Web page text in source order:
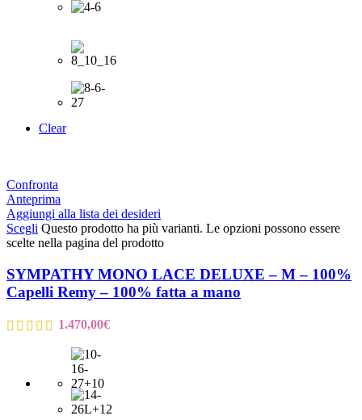
Clear
Confronta
Anteprima
Aggiungi alla lista dei desideri
Scegli Questo prodotto ha più varianti. Le opzioni possono essere
scelte nella pagina del prodotto
SYMPATHY MONO LACE DELUXE – M – 100%
Capelli Remy – 100% fatta a mano
1.470,00€